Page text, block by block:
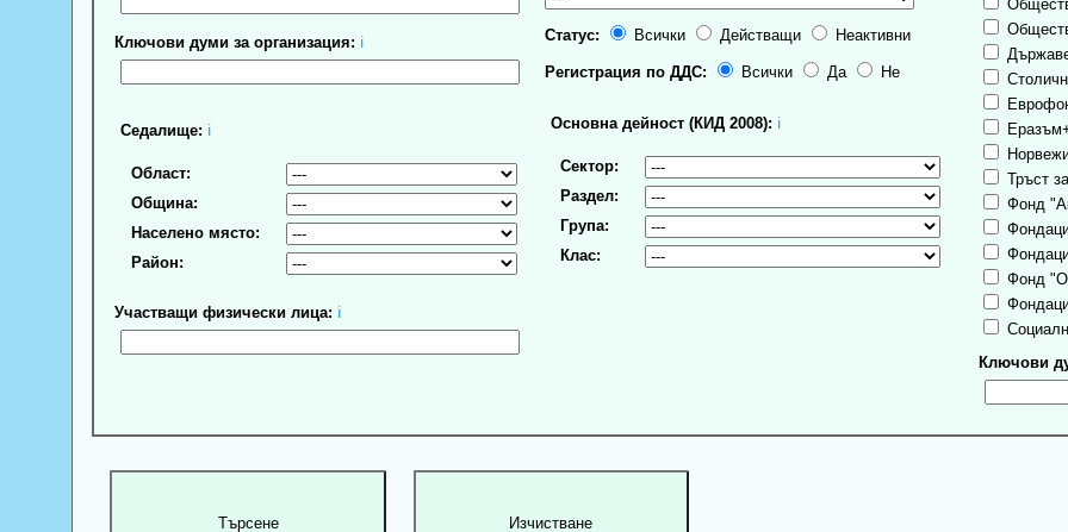
Ключови думи за организация: ℹ
Седалище: ℹ
Област:
Община:
Населено място:
Район:
Участващи физически лица: ℹ
Статус: Всички Действащи Неактивни
Регистрация по ДДС: Всички Да Не
Основна дейност (КИД 2008): ℹ
Сектор:
Раздел:
Група:
Клас:
Тръст
Фонд
Фонд
Ключови